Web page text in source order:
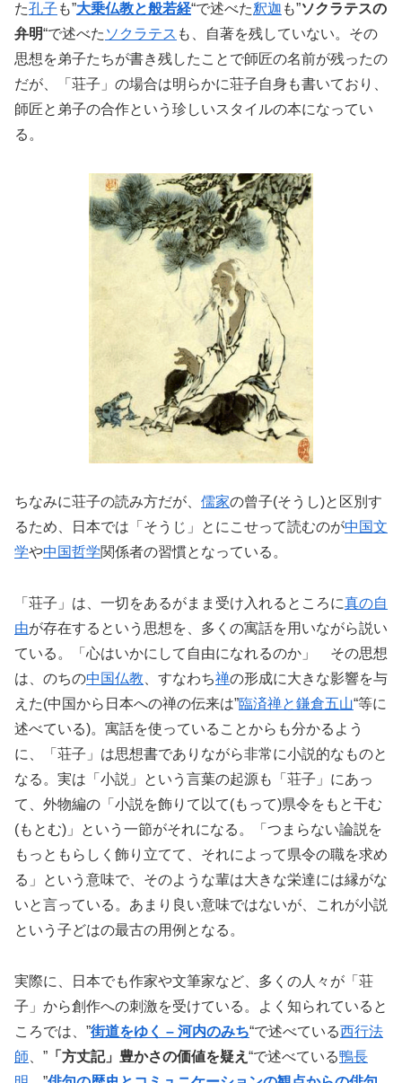
た孔子 も”大乗仏教と般若経“で述べた釈迦 も”ソクラテスの
弁明“で述べた ソクラテス も、自著を残していない。その
思想を弟子たちが書き残したことで師匠の名前が残ったの
だが、「荘子」の場合は明らかに荘子自身も書いており、
師匠と弟子の合作という珍しいスタイルの本になってい
る。
ちなみに荘子の読み方だが、 儒家の曾子(そうし)と区別す
るため、日本では「そうじ」とにこせって読むのが中国文
学や中国哲学関係者の習慣となっている。
「荘子」は、一切をあるがまま受け入れるところに真の自
由が存在するという思想を、多くの寓話を用いながら説い
ている。「心はいかにして自由になれるのか」 その思想
は、のちの中国仏教 、すなわち禅の形成に大きな影響を与
えた(中国から日本への禅の伝来は”臨済禅と鎌倉五山“等に
述べている)。寓話を使っていることからも分かるよう
に、「荘子」は思想書でありながら非常に小説的なものと
なる。実は「小説」という言葉の起源も「荘子」にあっ
て、外物編の「小説を飾りて以て(もって)県令をもと干む
(もとむ)」という一節がそれになる。「つまらない論説を
もっともらしく飾り立てて、それによって県令の職を求め
る」という意味で、そのような輩は大きな栄達には縁がな
いと言っている。あまり良い意味ではないが、これが小説
という子どはの最古の用例となる。
実際に、日本でも作家や文筆家など、多くの人々が「荘
子」から創作への刺激を受けている。よく知られていると
ころでは、”街道をゆく – 河内のみち“で述べている西行法
師 、” 「方丈記」豊かさの価値を疑え “で述べている鴨長